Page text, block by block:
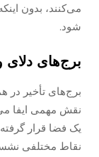
می‌کنند، بدون
شود.
برج‌های دلای
برج‌های تأخیر
نقش مهمی ایفا
یک فضا قرار
نقاط مختلفی